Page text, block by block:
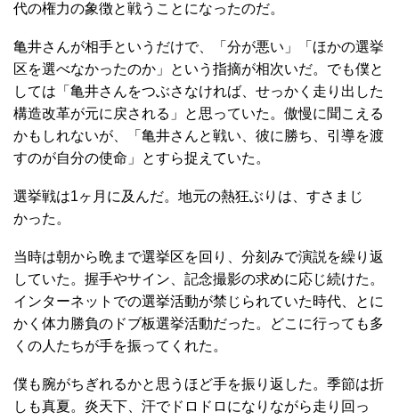
代の権力の象徴と戦うことになったのだ。
亀井さんが相手というだけで、「分が悪い」「ほかの選挙
区を選べなかったのか」という指摘が相次いだ。でも僕と
しては「亀井さんをつぶさなければ、せっかく走り出した
構造改革が元に戻される」と思っていた。傲慢に聞こえる
かもしれないが、「亀井さんと戦い、彼に勝ち、引導を渡
すのが自分の使命」とすら捉えていた。
選挙戦は1ヶ月に及んだ。地元の熱狂ぶりは、すさまじ
かった。
当時は朝から晩まで選挙区を回り、分刻みで演説を繰り返
していた。握手やサイン、記念撮影の求めに応じ続けた。
インターネットでの選挙活動が禁じられていた時代、とに
かく体力勝負のドブ板選挙活動だった。どこに行っても多
くの人たちが手を振ってくれた。
僕も腕がちぎれるかと思うほど手を振り返した。季節は折
しも真夏。炎天下、汗でドロドロになりながら走り回っ